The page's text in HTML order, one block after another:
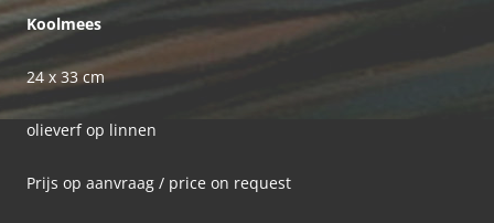
Koolmees
24 x 33 cm
olieverf op linnen
Prijs op aanvraag / price on request